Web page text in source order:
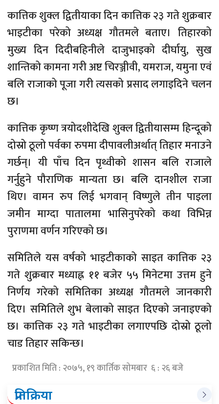
कात्तिक शुक्ल द्वितीयाका दिन कात्तिक २३ गते शुक्रबार
भाइटीका परेको अध्यक्ष गौतमले बताए। तिहारको
मुख्य दिन दिदीबहिनीले दाजुभाइको दीर्घायु, सुख
शान्तिको कामना गरी अष्ट चिरञ्जीवी, यमराज, यमुना एवं
बलि राजाको पूजा गरी त्यसको प्रसाद लगाइदिने चलन
छ।
कात्तिक कृष्ण त्रयोदशीदेखि शुक्ल द्वितीयासम्म हिन्दूको
दोस्रो ठूलो पर्वका रुपमा दीपावलीअर्थात् तिहार मनाउने
गर्छन्। यी पाँच दिन पृथ्वीको शासन बलि राजाले
गर्नुहुने पौराणिक मान्यता छ। बलि दानशील राजा
थिए। वामन रुप लिई भगवान् विष्णुले तीन पाइला
जमीन माग्दा पातालमा भासिनुपरेको कथा विभिन्न
पुराणमा वर्णन गरिएको छ।
समितिले यस वर्षको भाइटीकाको साइत कात्तिक २३
गते शुक्रबार मध्याह्न ११ बजेर ५५ मिनेटमा उत्तम हुने
निर्णय गरेको समितिका अध्यक्ष गौतमले जानकारी
दिए। समितिले शुभ बेलाको साइत दिएको जनाइएको
छ। कात्तिक २३ गते भाइटीका लगाएपछि दोस्रो ठूलो
चाड तिहार सकिन्छ।
प्रकाशित मिति : २०७५, १९ कार्तिक सोमबार ६ : २६ बजे
प्रतिक्रिया